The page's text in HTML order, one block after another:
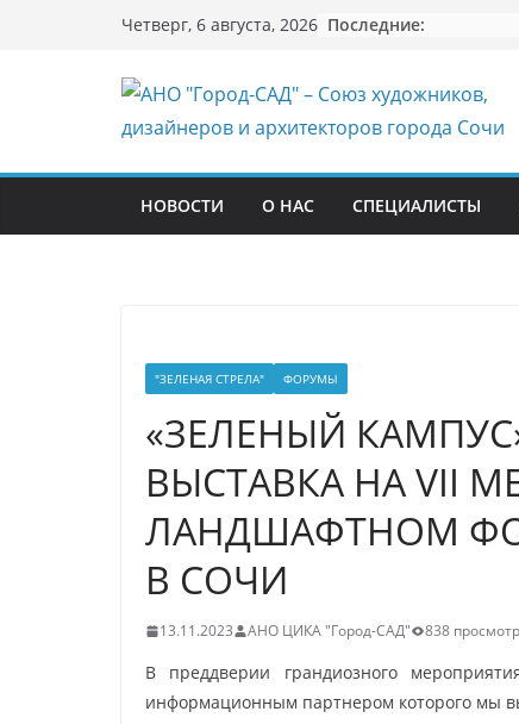
содержимому
Четверг, 6 августа, 2026 Последние:
НОВОСТИ О НАС СПЕЦИАЛИСТЫ
"ЗЕЛЕНАЯ СТРЕЛА" ФОРУМЫ
«ЗЕЛЕНЫЙ
ВЫСТАВКА НА VII
ЛАНДШАФТНОМ
В СОЧИ
13.11.2023 АНО ЦИКА "Город-САД" 838
В преддверии грандиозного
информационным партнером которого мы